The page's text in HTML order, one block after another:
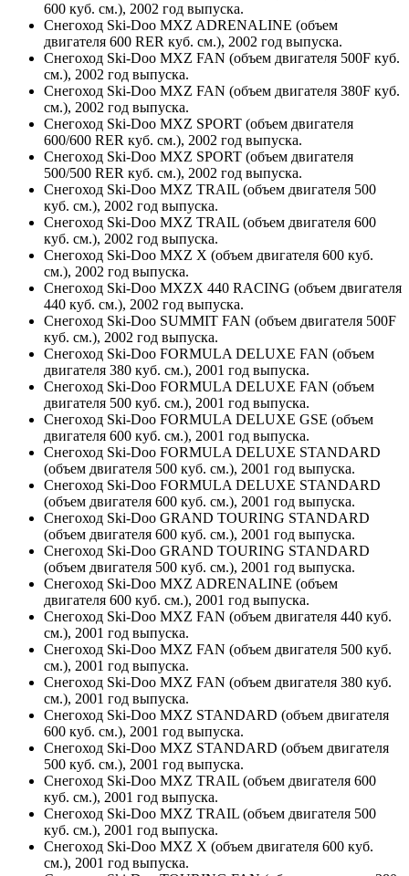
600 куб. см.), 2002 год выпуска.
Снегоход Ski-Doo MXZ ADRENALINE (объем
двигателя 600 RER куб. см.), 2002 год выпуска.
Снегоход Ski-Doo MXZ FAN (объем двигателя 500F куб.
см.), 2002 год выпуска.
Снегоход Ski-Doo MXZ FAN (объем двигателя 380F куб.
см.), 2002 год выпуска.
Снегоход Ski-Doo MXZ SPORT (объем двигателя
600/600 RER куб. см.), 2002 год выпуска.
Снегоход Ski-Doo MXZ SPORT (объем двигателя
500/500 RER куб. см.), 2002 год выпуска.
Снегоход Ski-Doo MXZ TRAIL (объем двигателя 500
куб. см.), 2002 год выпуска.
Снегоход Ski-Doo MXZ TRAIL (объем двигателя 600
куб. см.), 2002 год выпуска.
Снегоход Ski-Doo MXZ X (объем двигателя 600 куб.
см.), 2002 год выпуска.
Снегоход Ski-Doo MXZX 440 RACING (объем двигателя
440 куб. см.), 2002 год выпуска.
Снегоход Ski-Doo SUMMIT FAN (объем двигателя 500F
куб. см.), 2002 год выпуска.
Снегоход Ski-Doo FORMULA DELUXE FAN (объем
двигателя 380 куб. см.), 2001 год выпуска.
Снегоход Ski-Doo FORMULA DELUXE FAN (объем
двигателя 500 куб. см.), 2001 год выпуска.
Снегоход Ski-Doo FORMULA DELUXE GSE (объем
двигателя 600 куб. см.), 2001 год выпуска.
Снегоход Ski-Doo FORMULA DELUXE STANDARD
(объем двигателя 500 куб. см.), 2001 год выпуска.
Снегоход Ski-Doo FORMULA DELUXE STANDARD
(объем двигателя 600 куб. см.), 2001 год выпуска.
Снегоход Ski-Doo GRAND TOURING STANDARD
(объем двигателя 600 куб. см.), 2001 год выпуска.
Снегоход Ski-Doo GRAND TOURING STANDARD
(объем двигателя 500 куб. см.), 2001 год выпуска.
Снегоход Ski-Doo MXZ ADRENALINE (объем
двигателя 600 куб. см.), 2001 год выпуска.
Снегоход Ski-Doo MXZ FAN (объем двигателя 440 куб.
см.), 2001 год выпуска.
Снегоход Ski-Doo MXZ FAN (объем двигателя 500 куб.
см.), 2001 год выпуска.
Снегоход Ski-Doo MXZ FAN (объем двигателя 380 куб.
см.), 2001 год выпуска.
Снегоход Ski-Doo MXZ STANDARD (объем двигателя
600 куб. см.), 2001 год выпуска.
Снегоход Ski-Doo MXZ STANDARD (объем двигателя
500 куб. см.), 2001 год выпуска.
Снегоход Ski-Doo MXZ TRAIL (объем двигателя 600
куб. см.), 2001 год выпуска.
Снегоход Ski-Doo MXZ TRAIL (объем двигателя 500
куб. см.), 2001 год выпуска.
Снегоход Ski-Doo MXZ X (объем двигателя 600 куб.
см.), 2001 год выпуска.